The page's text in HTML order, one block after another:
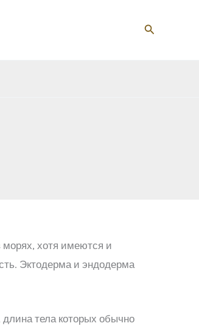
Поиск
хотя имеются и
Эктодерма и эндодерма
тела которых обычно